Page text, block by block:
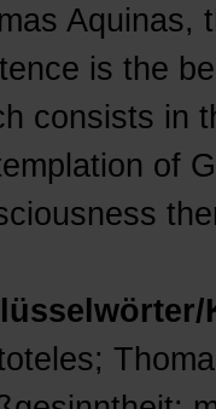
Aquinas,
is the
consists in
of